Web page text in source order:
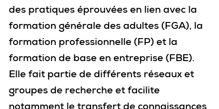
des pratiques éprouvées en lien avec la
formation générale des adultes (FGA), la
formation professionnelle (FP) et la
formation de base en entreprise (FBE).
Elle fait partie de différents réseaux et
groupes de recherche et facilite
notamment le transfert de connaissances